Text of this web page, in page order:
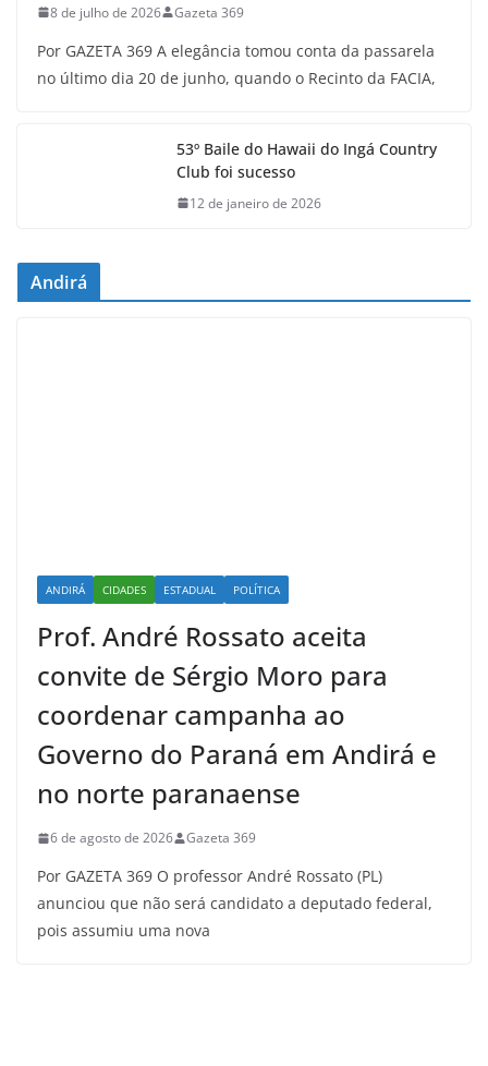
8 de julho de 2026 Gazeta 369
Por GAZETA 369 A elegância tomou conta da passarela
no último dia 20 de junho, quando o Recinto da FACIA,
53º Baile do Hawaii do Ingá Country
Club foi sucesso
12 de janeiro de 2026
Andirá
ANDIRÁ CIDADES ESTADUAL POLÍTICA
Prof. André Rossato aceita
convite de Sérgio Moro para
coordenar campanha ao
Governo do Paraná em Andirá e
no norte paranaense
6 de agosto de 2026 Gazeta 369
Por GAZETA 369 O professor André Rossato (PL)
anunciou que não será candidato a deputado federal,
pois assumiu uma nova